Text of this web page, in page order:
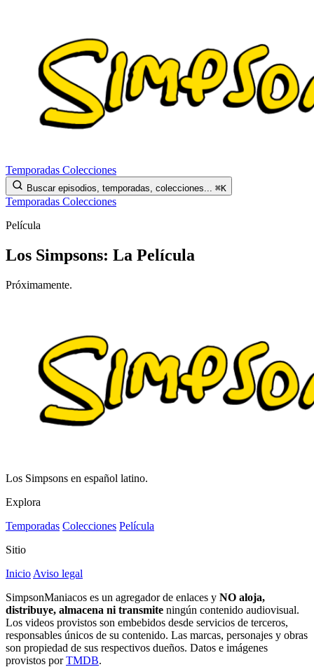
Temporadas Colecciones
Buscar episodios, temporadas, colecciones... ⌘K
Temporadas Colecciones
Película
Los Simpsons: La Película
Próximamente.
Los Simpsons en español latino.
Explora
Temporadas Colecciones Película
Sitio
Inicio Aviso legal
SimpsonManiacos es un agregador de enlaces y NO aloja,
distribuye, almacena ni transmite ningún contenido audiovisual.
Los videos provistos son embebidos desde servicios de terceros,
responsables únicos de su contenido. Las marcas, personajes y obras
son propiedad de sus respectivos dueños. Datos e imágenes
provistos porTMDB.